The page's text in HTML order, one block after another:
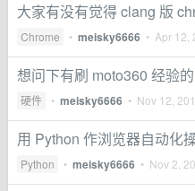
大家有没有觉得 clang 版
Chrome • meisky6666 • Apr 12,
想问下有刷 moto360 经验的
硬件 • meisky6666 • Nov 12,
用 Python 作浏览器自动化
Python • meisky6666 • Nov 2,